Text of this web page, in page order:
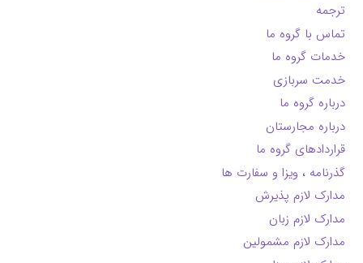
ترجمه
تماس با گروه ما
خدمات گروه ما
خدمت سربازی
درباره گروه ما
درباره مجارستان
قراردادهای گروه ما
گذرنامه ، ویزا و سفارت ها
مدارک لازم پذیرش
مدارک لازم زبان
مدارک لازم مشمولین